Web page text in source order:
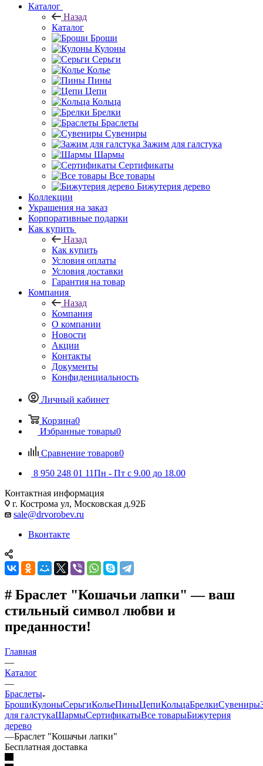
Каталог
Назад
Каталог
Броши
Кулоны
Серьги
Колье
Пины
Цепи
Кольца
Брелки
Браслеты
Сувениры
Зажим для галстука
Шармы
Сертификаты
Все товары
Бижутерия дерево
Коллекции
Украшения на заказ
Корпоративные подарки
Как купить
Назад
Как купить
Условия оплаты
Условия доставки
Гарантия на товар
Компания
Назад
Компания
О компании
Новости
Акции
Контакты
Документы
Конфиденциальность
Личный кабинет
Корзина0
Избранные товары0
Сравнение товаров0
8 950 248 01 11Пн - Пт с 9.00 до 18.00
Контактная информация
г. Кострома ул, Московская д.92Б
sale@drvorobev.ru
Вконтакте
# Браслет "Кошачьи лапки" — ваш
стильный символ любви и
преданности!
Главная
—
Каталог
—
Браслеты
БрошиКулоныСерьгиКольеПиныЦепиКольцаБрелкиСувениры
для галстукаШармыСертификатыВсе товарыБижутерия
дерево
—Браслет "Кошачьи лапки"
Бесплатная доставка